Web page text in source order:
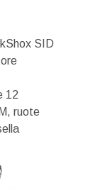
SID
12
ruote